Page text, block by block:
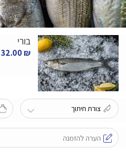
בורי
32.00 ₪